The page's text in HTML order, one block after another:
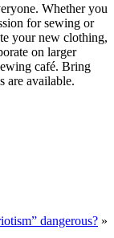
Whether you
for sewing or
your new clothing,
on larger
café. Bring
are available.
dangerous? »